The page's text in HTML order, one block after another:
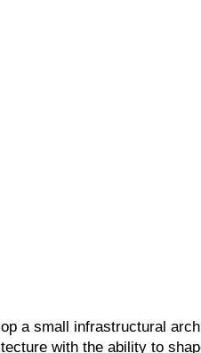
a small infrastructural
with the ability to